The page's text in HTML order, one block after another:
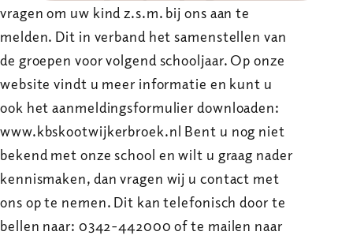
vragen om uw kind z.s.m. bij ons aan te
melden. Dit in verband het samenstellen van
de groepen voor volgend schooljaar. Op onze
website vindt u meer informatie en kunt u
ook het aanmeldingsformulier downloaden:
www.kbskootwijkerbroek.nl Bent u nog niet
bekend met onze school en wilt u graag nader
kennismaken, dan vragen wij u contact met
ons op te nemen. Dit kan telefonisch door te
bellen naar: 0342-442000 of te mailen naar